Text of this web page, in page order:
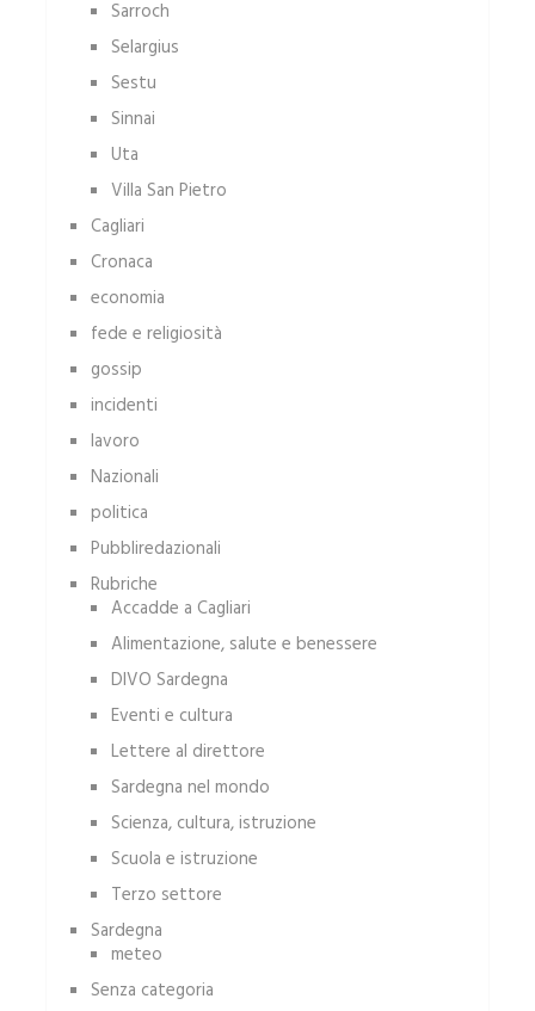
Sarroch
Selargius
Sestu
Sinnai
Uta
Villa San Pietro
Cagliari
Cronaca
economia
fede e religiosità
gossip
incidenti
lavoro
Nazionali
politica
Pubbliredazionali
Rubriche
Accadde a Cagliari
Alimentazione, salute e benessere
DIVO Sardegna
Eventi e cultura
Lettere al direttore
Sardegna nel mondo
Scienza, cultura, istruzione
Scuola e istruzione
Terzo settore
Sardegna
meteo
Senza categoria